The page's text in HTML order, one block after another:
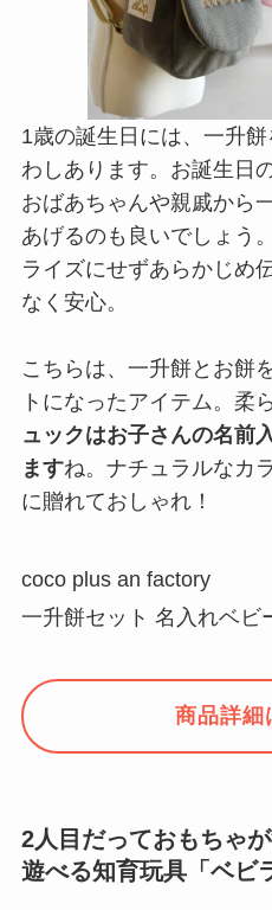
1歳の誕生日には、一升
わしあります。お誕生日
おばあちゃんや親戚から
あげるのも良いでしょう
ライズにせずあらかじめ
なく安心。
こちらは、一升餅とお餅
トになったアイテム。柔
ュックはお子さんの名前
ますね。ナチュラルなカ
に贈れておしゃれ！
coco plus an factory
一升餅セット 名入れベビ
商品詳細
2人目だっておもちゃ
遊べる知育玩具「ベビ